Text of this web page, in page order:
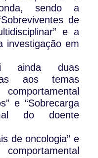
sendo a
de
e a
investigação em
ainda duas
aos temas
e “Sobrecarga
do doente
de oncologia” e